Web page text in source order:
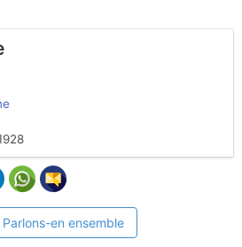
Parlons-en ensemble